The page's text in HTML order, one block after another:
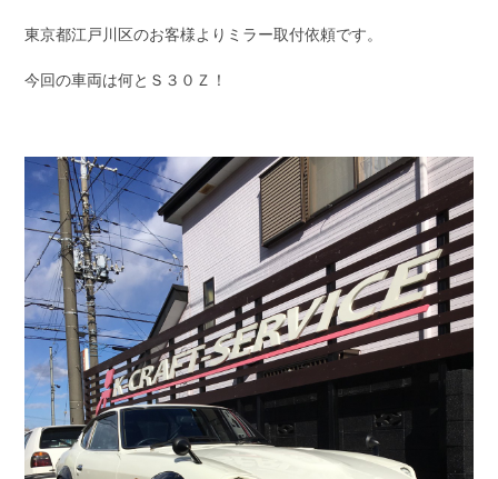
東京都江戸川区のお客様よりミラー取付依頼です。
今回の車両は何とＳ３０Ｚ！